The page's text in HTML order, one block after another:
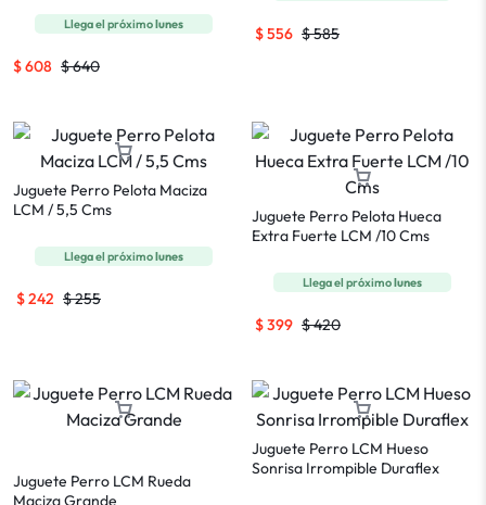
Llega el próximolunes
$640
$608
$585
$556
Juguete Perro Pelota Maciza
LCM / 5,5 Cms
Llega el próximolunes
$255
$242
Juguete Perro Pelota Hueca
Extra Fuerte LCM /10 Cms
Llega el próximolunes
$420
$399
Juguete Perro LCM Rueda
Maciza Grande
Juguete Perro LCM Hueso
Sonrisa Irrompible Duraflex